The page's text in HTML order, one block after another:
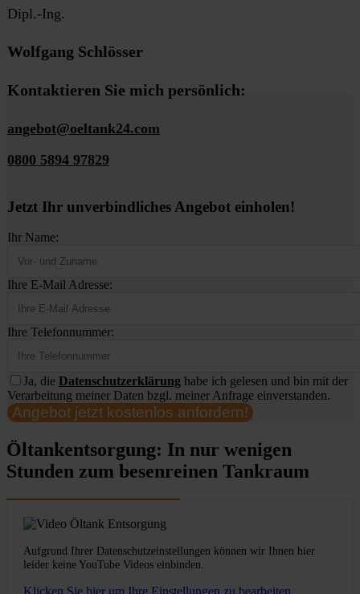
Dipl.-Ing.
Wolfgang Schlösser
Kontaktieren Sie mich persönlich:
angebot@oeltank24.com
0800 5894 97829
Jetzt Ihr unverbindliches Angebot einholen!
Ihr Name:
Ihre E-Mail Adresse:
Ihre Telefonnummer:
Ja, die Datenschutzerklärung habe ich gelesen und bin mit der
Verarbeitung meiner Daten bzgl. meiner Anfrage einverstanden.
Angebot jetzt kostenlos anfordern!
Öltankentsorgung: In nur wenigen
Stunden zum besenreinen Tankraum
Aufgrund Ihrer Datenschutzeinstellungen können wir Ihnen hier
leider keine YouTube Videos einbinden.
Klicken Sie hier um Ihre Einstellungen zu bearbeiten.